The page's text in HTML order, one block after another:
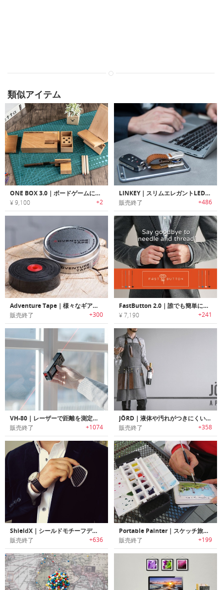
類似アイテム
ONE BOX 3.0｜ボードゲームに必要なツールを収納できる、木製オーガナイザー
¥ 9,100 +2
LINKEY｜スリムエレガントLEDフラッシュライト搭載キーオーガナイザー「リンキー」
販売終了 +486
Adventure Tape｜様々なギアを修復可能な多用途テープ「アドベンチャーテープ」
販売終了 +300
FastButton 2.0｜誰でも簡単にボタン付け可能な糸つきプラスチックニードル「ファストボタン」
¥ 7,190 +241
VH-80｜レーザーで距離を測定可能なスマートメジャー「VH-80」
販売終了 +1074
JÖRD｜液体や汚れがつきにくいスタイリッシュ5イン1エプロン「ジョード」
販売終了 +358
ShieldX｜シールドモチーフデザインマルチツール機能搭載キーホルダー「シールドX」
販売終了 +636
Portable Painter｜スケッチ旅行に最適なポータブルパレットセット「ポータブルペインター」
販売終了 +199